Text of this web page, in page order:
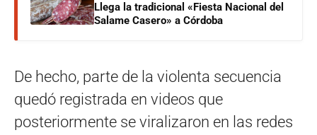
Llega la tradicional «Fiesta Nacional del
Salame Casero» a Córdoba
De hecho, parte de la violenta secuencia
quedó registrada en videos que
posteriormente se viralizaron en las redes